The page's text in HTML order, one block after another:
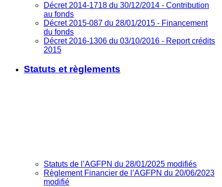
Décret 2014-1718 du 30/12/2014 - Contribution
au fonds
Décret 2015-087 du 28/01/2015 - Financement
du fonds
Décret 2016-1306 du 03/10/2016 - Report crédits
2015
Statuts et règlements
Statuts de l’AGFPN du 28/01/2025 modifiés
Règlement Financier de l’AGFPN du 20/06/2023
modifié